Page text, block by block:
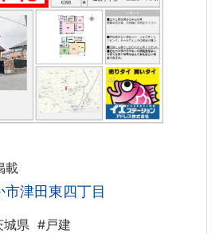
載
津田東四丁目
城県 #戸建